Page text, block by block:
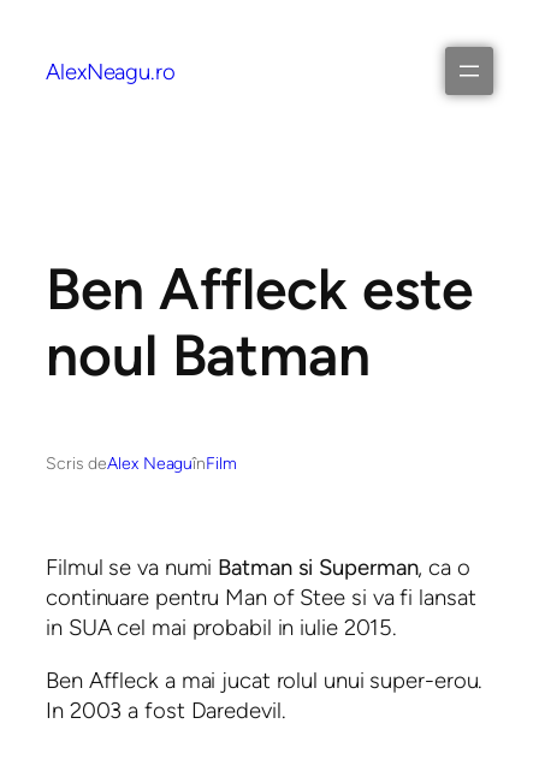
AlexNeagu.ro
Ben Affleck este
noul Batman
Scris deAlex NeaguînFilm
Filmul se va numi Batman si Superman, ca o
continuare pentru Man of Stee si va fi lansat
in SUA cel mai probabil in iulie 2015.
Ben Affleck a mai jucat rolul unui super-erou.
In 2003 a fost Daredevil.